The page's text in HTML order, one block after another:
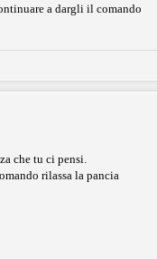
a dargli il comando
che tu ci pensi.
rilassa la pancia